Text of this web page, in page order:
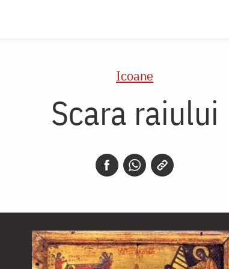
Icoane
Scara raiului